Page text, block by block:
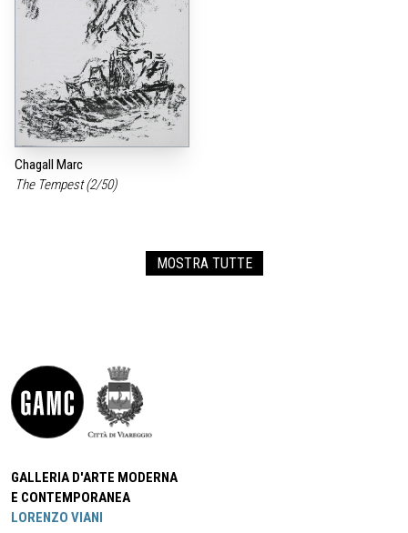
Chagall Marc
The Tempest (2/50)
MOSTRA TUTTE
GALLERIA D'ARTE MODERNA
E CONTEMPORANEA
LORENZO VIANI